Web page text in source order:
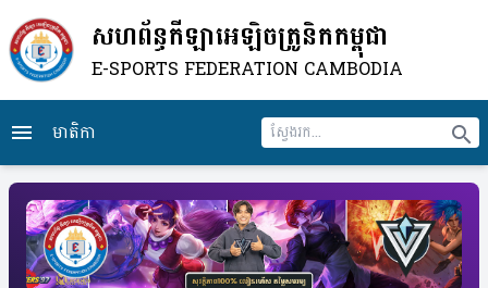
សហព័ន្ធកីឡាអេឡិចត្រូនិកកម្ពុជា
E-SPORTS FEDERATION CAMBODIA
menu មាតិកា search